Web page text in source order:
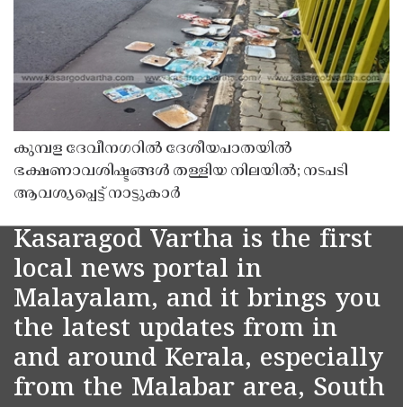
കുമ്പള ദേവീനഗറിൽ ദേശീയപാതയിൽ
ഭക്ഷണാവശിഷ്ടങ്ങൾ തള്ളിയ നിലയിൽ; നടപടി
ആവശ്യപ്പെട്ട് നാട്ടുകാർ
Kasaragod Vartha is the first
local news portal in
Malayalam, and it brings you
the latest updates from in
and around Kerala, especially
from the Malabar area, South